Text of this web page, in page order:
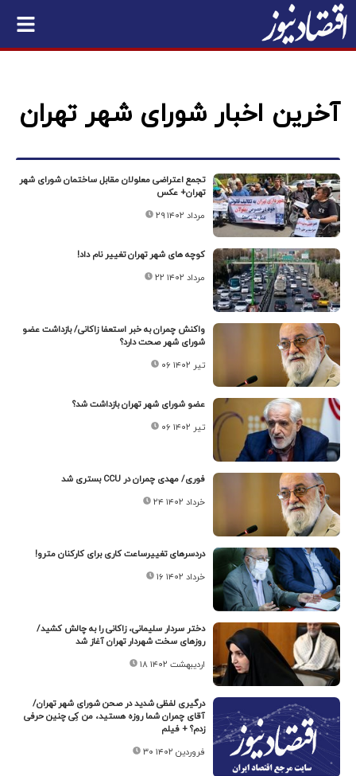
آخرین اخبار شورای شهر تهران
تجمع اعتراضی معلولان مقابل ساختمان شورای شهر
تهران+ عکس
۲۹ مرداد ۱۴۰۲
کوچه های شهر تهران تغییر نام داد!
۲۲ مرداد ۱۴۰۲
واکنش چمران به خبر استعفا زاکانی/ بازداشت عضو
شورای شهر صحت دارد؟
۰۶ تیر ۱۴۰۲
عضو شورای شهر تهران بازداشت شد؟
۰۶ تیر ۱۴۰۲
فوری/ مهدی چمران در CCU بستری شد
۲۴ خرداد ۱۴۰۲
دردسرهای تغییرساعت کاری برای کارکنان مترو!
۱۶ خرداد ۱۴۰۲
دختر سردار سلیمانی، زاکانی را به چالش کشید/
روزهای سخت شهردار تهران آغاز شد
۱۸ اردیبهشت ۱۴۰۲
درگیری لفظی شدید در صحن شورای شهر تهران/
آقای چمران شما روزه هستید، من کِی چنین حرفی
زدم؟ + فیلم
۳۰ فروردین ۱۴۰۲